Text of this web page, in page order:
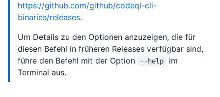
https://github.com/github/codeql-cli-
binaries/releases.
Um Details zu den Optionen anzuzeigen, die für
diesen Befehl in früheren Releases verfügbar sind,
führe den Befehl mit der Option
--help
im
Terminal aus.